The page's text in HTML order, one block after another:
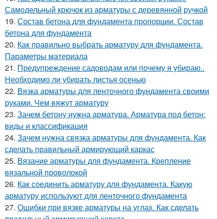
Самодельный крючок из арматуры с деревянной ручкой
19. Состав бетона для фундамента пропорции. Состав
бетона для фундамента
20. Как правильно выбрать арматуру для фундамента.
Параметры материала
21. Предупреждение садоводам или почему я убираю..
Необходимо ли убирать листья осенью
22. Вязка арматуры для ленточного фундамента своими
руками. Чем вяжут арматуру
23. Зачем бетону нужна арматура. Арматура под бетон:
виды и классификация
24. Зачем нужна связка арматуры для фундамента. Как
сделать правильный армирующий каркас
25. Вязание арматуры для фундамента. Крепление
вязальной проволокой
26. Как соединить арматуру для фундамента. Какую
арматуру используют для ленточного фундамента
27. Ошибки при вязке арматуры на углах. Как сделать